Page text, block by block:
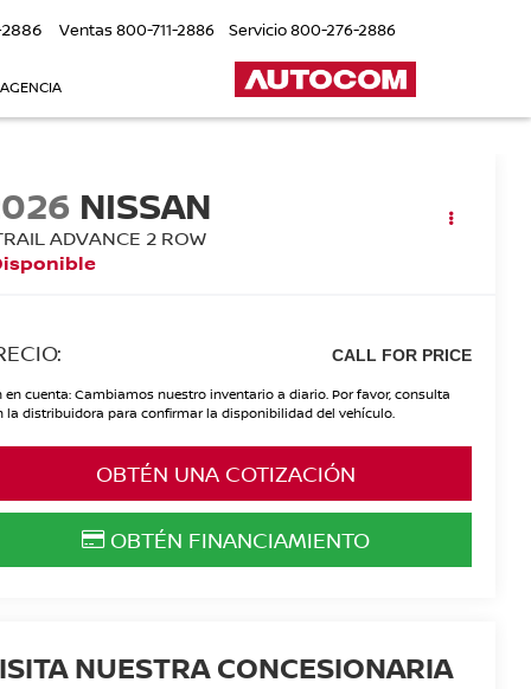
Ventas800-711-2886 Servicio800-276-2886
NISSAN
ADVANCE 2 ROW
CALL FOR PRICE
en cuenta: Cambiamos nuestro inventario a diario. Por favor, consulta
la distribuidora para confirmar la disponibilidad del vehículo.
OBTÉN UNA COTIZACIÓN
OBTÉN FINANCIAMIENTO
NUESTRA CONCESIONARIA